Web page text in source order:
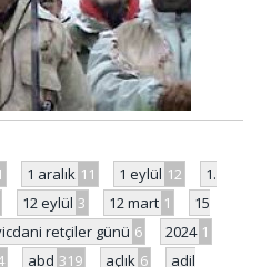
1 aralık 11 1 eylül 12
1.
12 eylül 3 12 mart 1
15
retçiler günü 6 2024 1
abd 319 açlık 6
adil